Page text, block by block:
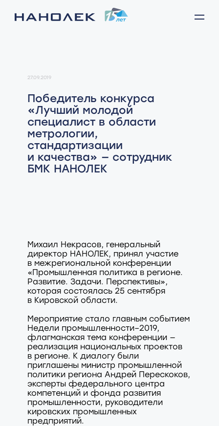
27.09.2019
Победитель конкурса
«Лучший молодой
специалист в области
метрологии,
стандартизации
и качества» — сотрудник
БМК НАНОЛЕК
Михаил Некрасов, генеральный
директор НАНОЛЕК, принял участие
в межрегиональной конференции
«Промышленная политика в регионе.
Развитие. Задачи. Перспективы»,
которая состоялась 25 сентября
в Кировской области.
Мероприятие стало главным событием
Недели промышленности–2019,
флагманская тема конференции —
реализация национальных проектов
в регионе. К диалогу были
приглашены министр промышленной
политики региона Андрей Перескоков,
эксперты федерального центра
компетенций и фонда развития
промышленности, руководители
кировских промышленных
предприятий.